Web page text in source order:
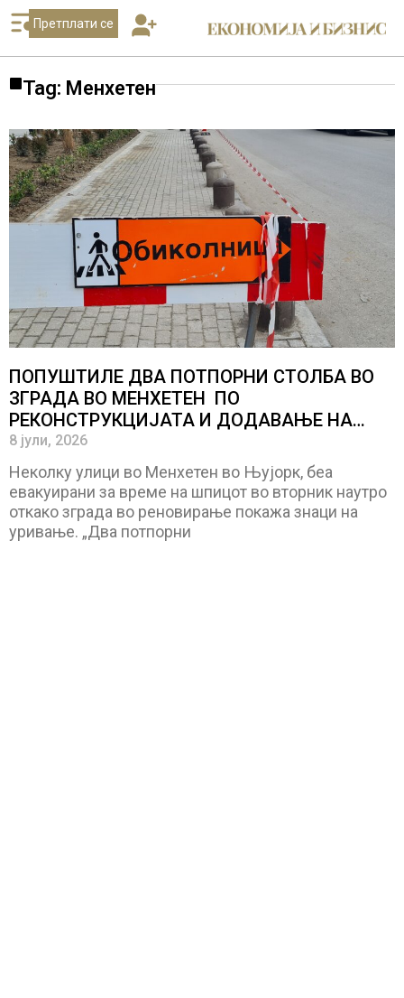
Претплати се
Tag: Менхетен
ПОПУШТИЛЕ ДВА ПОТПОРНИ СТОЛБА ВО
ЗГРАДА ВО МЕНХЕТЕН ПО
РЕКОНСТРУКЦИЈАТА И ДОДАВАЊЕ НА
КАТОВИ, луѓето од неколку улици се
евакуирани
8 јули, 2026
Неколку улици во Менхетен во Њујорк, беа
евакуирани за време на шпицот во вторник наутро
откако зграда во реновирање покажа знаци на
уривање. „Два потпорни